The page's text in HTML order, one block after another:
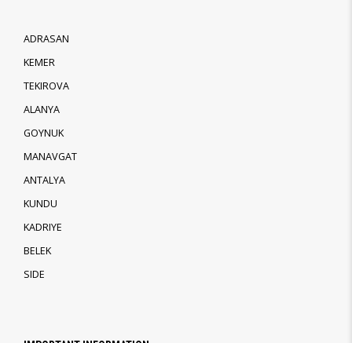
ADRASAN
KEMER
TEKIROVA
ALANYA
GOYNUK
MANAVGAT
ANTALYA
KUNDU
KADRIYE
BELEK
SIDE